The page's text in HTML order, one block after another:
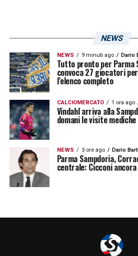
Natale a Terrazza
https://
type=3&theater
Natale a Terrazza
https://
type=3&theater
Natale a Terrazza
https://
https://
NEWS
NEWS 9 minuti ago Dario
Tutto pronto per Parma
convoca 27 giocatori
l’elenco completo
CALCIOMERCATO 1 ora ago
Vindahl arriva alla
domani le visite
NEWS 3 ore ago Dario
Parma Sampdoria,
centrale: Cicconi